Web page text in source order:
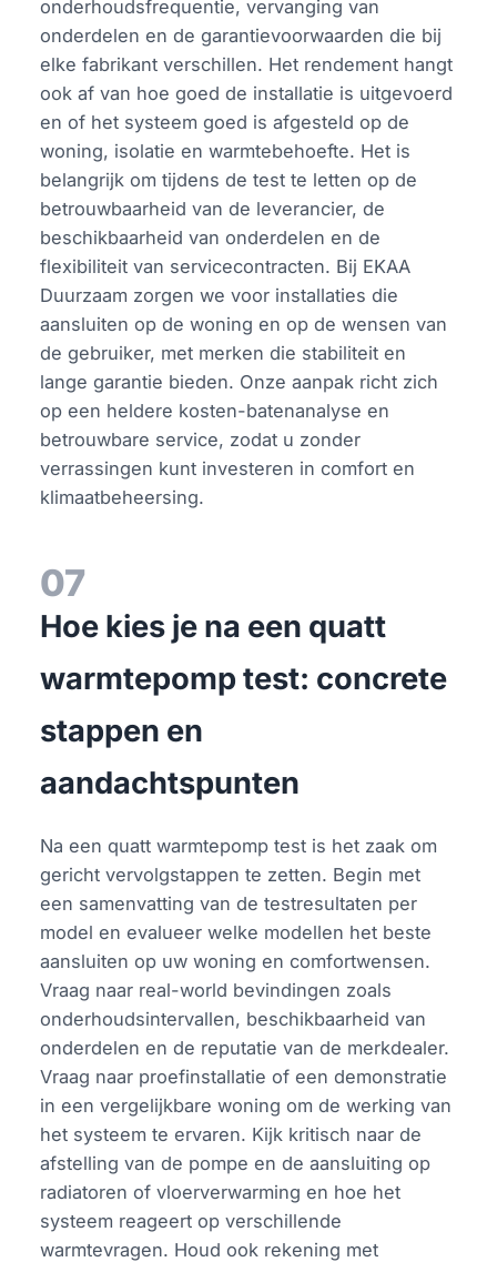
onderhoudsfrequentie, vervanging van
onderdelen en de garantievoorwaarden die bij
elke fabrikant verschillen. Het rendement hangt
ook af van hoe goed de installatie is uitgevoerd
en of het systeem goed is afgesteld op de
woning, isolatie en warmtebehoefte. Het is
belangrijk om tijdens de test te letten op de
betrouwbaarheid van de leverancier, de
beschikbaarheid van onderdelen en de
flexibiliteit van servicecontracten. Bij EKAA
Duurzaam zorgen we voor installaties die
aansluiten op de woning en op de wensen van
de gebruiker, met merken die stabiliteit en
lange garantie bieden. Onze aanpak richt zich
op een heldere kosten-batenanalyse en
betrouwbare service, zodat u zonder
verrassingen kunt investeren in comfort en
klimaatbeheersing.
07
Hoe kies je na een quatt
warmtepomp test: concrete
stappen en
aandachtspunten
Na een quatt warmtepomp test is het zaak om
gericht vervolgstappen te zetten. Begin met
een samenvatting van de testresultaten per
model en evalueer welke modellen het beste
aansluiten op uw woning en comfortwensen.
Vraag naar real-world bevindingen zoals
onderhoudsintervallen, beschikbaarheid van
onderdelen en de reputatie van de merkdealer.
Vraag naar proefinstallatie of een demonstratie
in een vergelijkbare woning om de werking van
het systeem te ervaren. Kijk kritisch naar de
afstelling van de pompe en de aansluiting op
radiatoren of vloerverwarming en hoe het
systeem reageert op verschillende
warmtevragen. Houd ook rekening met